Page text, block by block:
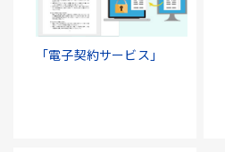
「電子契約サービス」